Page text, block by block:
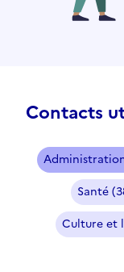
Contacts
Santé
Culture et